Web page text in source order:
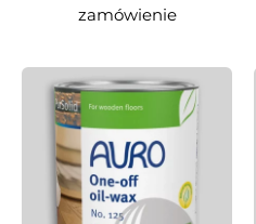
zamówienie
cen:
237,48zł
do
693,89zł
Ten
produkt
ma
wiele
wariantów.
Opcje